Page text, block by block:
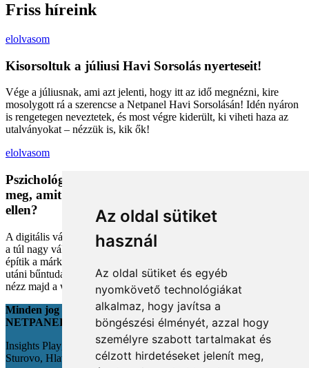
Az oldal sütiket
használ
Az oldal sütiket és egyéb
nyomkövető technológiákat
alkalmaz, hogy javítsa a
böngészési élményét, azzal hogy
személyre szabott tartalmakat és
célzott hirdetéseket jelenít meg,
Friss híreink
elolvasom
Kisorsoltuk a júliusi Havi Sorsolás nyerteseit!
Vége a júliusnak, ami azt jelenti, hogy itt az idő megnézni, kire
mosolygott rá a szerencse a Netpanel Havi Sorsolásán! Idén nyáron
is rengetegen neveztetek, és most végre kiderült, ki viheti haza az
utalványokat – nézzük is, kik ők!
elolvasom
Pszichológiai trükkök a kosárban: Miért vesszük
meg, amit megveszünk, és mit tehetünk a bűntudat
ellen?
A digitális vásárlás kényelmes, de tele van pszichológiai csapdákkal
a túl nagy választéktól a hosszas böngészésig. Megmutatjuk, hogyan
építik a márkák a bizalmadat online, és miként kerüld el a vásárlás
utáni bűntudatot tudatos döntésekkel. Készülj fel, hogy máshogy
nézz majd a webshopokra!
Minden jog fenntartva
NETPANEL
Insights Playground s.r.o.;
Sturovo, Hlavná 22., 943 01